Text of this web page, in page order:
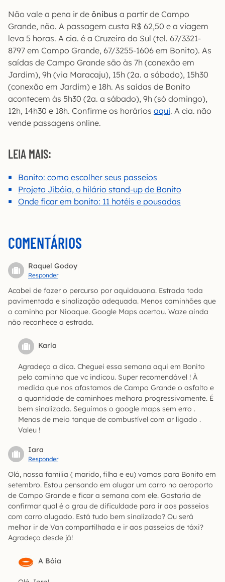
Não vale a pena ir de ônibus a partir de Campo
Grande, não. A passagem custa R$ 62,50 e a viagem
leva 5 horas. A cia. é a Cruzeiro do Sul (tel. 67/3321-
8797 em Campo Grande, 67/3255-1606 em Bonito). As
saídas de Campo Grande são às 7h (conexão em
Jardim), 9h (via Maracaju), 15h (2a. a sábado), 15h30
(conexão em Jardim) e 18h. As saídas de Bonito
acontecem às 5h30 (2a. a sábado), 9h (só domingo),
12h, 14h30 e 18h. Confirme os horários aqui. A cia. não
vende passagens online.
LEIA MAIS:
Bonito: como escolher seus passeios
Projeto Jibóia, o hilário stand-up de Bonito
Onde ficar em bonito: 11 hotéis e pousadas
COMENTÁRIOS
Raquel Godoy
Responder
Acabei de fazer o percurso por aquidauana. Estrada toda
pavimentada e sinalização adequada. Menos caminhões que
o caminho por Nioaque. Google Maps acertou. Waze ainda
não reconhece a estrada.
Karla
Agradeço a dica. Cheguei essa semana aqui em Bonito
pelo caminho que vc indicou. Super recomendável ! À
medida que nos afastamos de Campo Grande o asfalto e
a quantidade de caminhoes melhora progressivamente. É
bem sinalizada. Seguimos o google maps sem erro .
Menos de meio tanque de combustível com ar ligado .
Valeu !
Iara
Responder
Olá, nossa família ( marido, filha e eu) vamos para Bonito em
setembro. Estou pensando em alugar um carro no aeroporto
de Campo Grande e ficar a semana com ele. Gostaria de
confirmar qual é o grau de dificuldade para ir aos passeios
com carro alugado. Está tudo bem sinalizado? Ou será
melhor ir de Van compartilhada e ir aos passeios de táxi?
Agradeço desde já!
A Bóia